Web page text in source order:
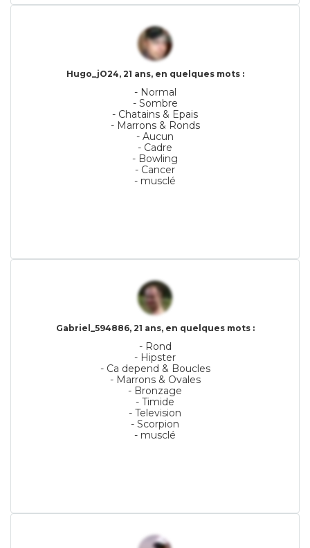
Hugo_jO24, 21 ans, en quelques mots :
- Normal
- Sombre
- Chatains & Epais
- Marrons & Ronds
- Aucun
- Cadre
- Bowling
- Cancer
- musclé
Gabriel_594886, 21 ans, en quelques mots :
- Rond
- Hipster
- Ca depend & Boucles
- Marrons & Ovales
- Bronzage
- Timide
- Television
- Scorpion
- musclé